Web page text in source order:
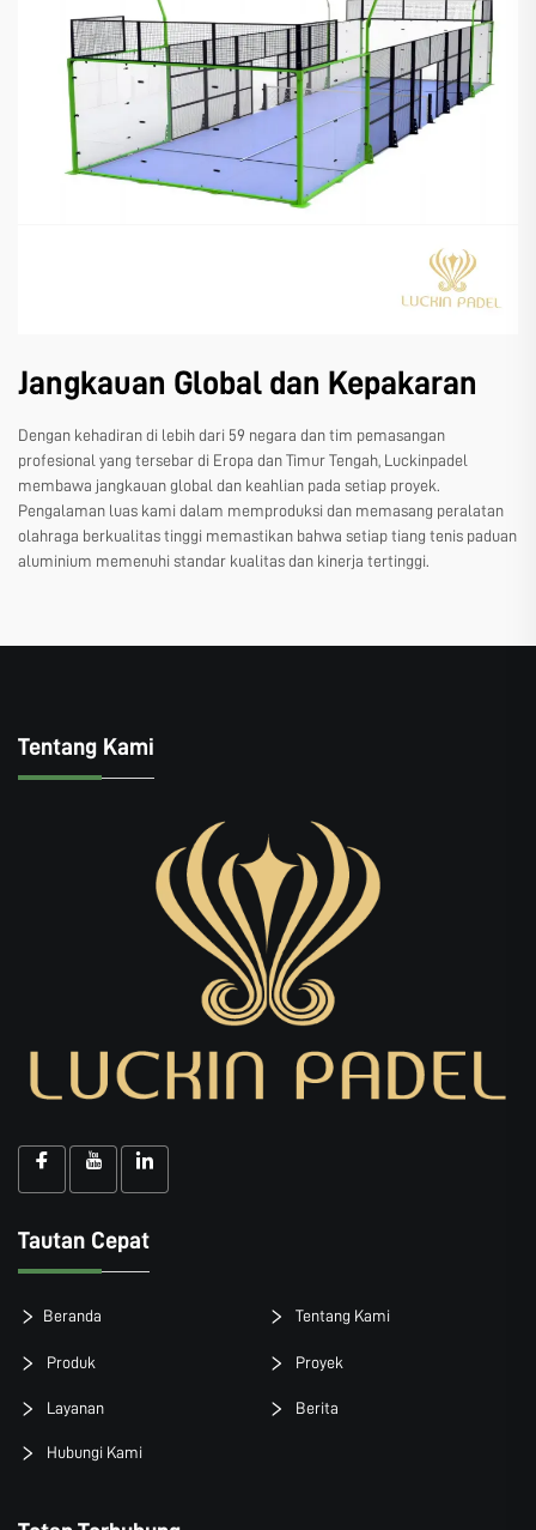
Jangkauan Global dan Kepakaran
Dengan kehadiran di lebih dari 59 negara dan tim pemasangan
profesional yang tersebar di Eropa dan Timur Tengah, Luckinpadel
membawa jangkauan global dan keahlian pada setiap proyek.
Pengalaman luas kami dalam memproduksi dan memasang peralatan
olahraga berkualitas tinggi memastikan bahwa setiap tiang tenis paduan
aluminium memenuhi standar kualitas dan kinerja tertinggi.
Tentang Kami
Tautan Cepat
Beranda Tentang Kami
Produk Proyek
Layanan Berita
Hubungi Kami